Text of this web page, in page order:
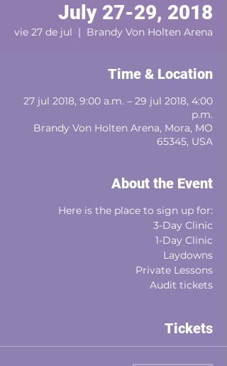
July 27-29, 2018
vie 27 de jul
  |
Brandy Von Holten Arena
Time & Location
27 jul 2018, 9:00 a.m. – 29 jul 2018, 4:00
p.m.
Brandy Von Holten Arena, Mora, MO
65345, USA
About the Event
Here is the place to sign up for:
3-Day Clinic
1-Day Clinic
Laydowns
Private Lessons
Audit tickets
Tickets